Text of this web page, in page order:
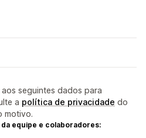
seguintes dados para
a política de privacidade do
motivo.
equipe e colaboradores: